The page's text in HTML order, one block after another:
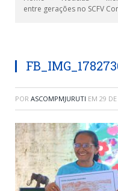
entre gerações no SCFV
POR ASCOMPMJURUTI EM 29